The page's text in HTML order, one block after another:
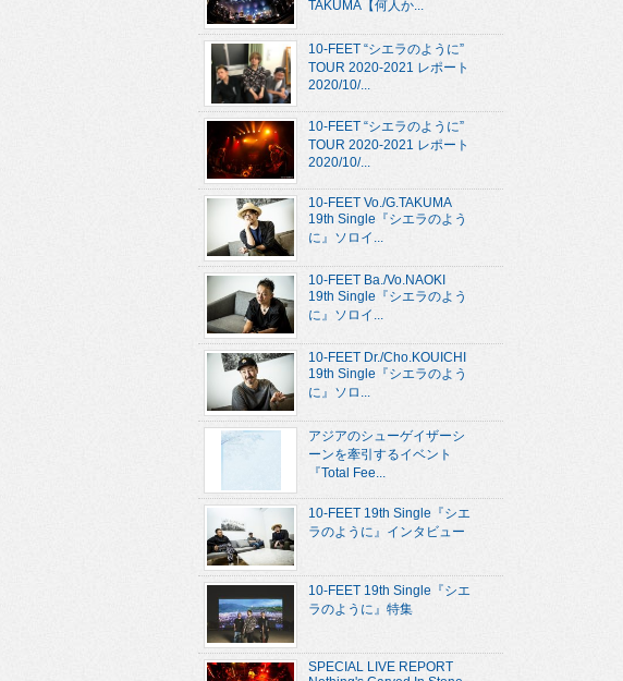
TAKUMA【何人か...
10-FEET “シエラのように”
TOUR 2020-2021 レポート
2020/10/...
10-FEET “シエラのように”
TOUR 2020-2021 レポート
2020/10/...
10-FEET Vo./G.TAKUMA
19th Single『シエラのよう
に』ソロイ...
10-FEET Ba./Vo.NAOKI
19th Single『シエラのよう
に』ソロイ...
10-FEET Dr./Cho.KOUICHI
19th Single『シエラのよう
に』ソロ...
アジアのシューゲイザーシ
ーンを牽引するイベント
『Total Fee...
10-FEET 19th Single『シエ
ラのように』インタビュー
10-FEET 19th Single『シエ
ラのように』特集
SPECIAL LIVE REPORT